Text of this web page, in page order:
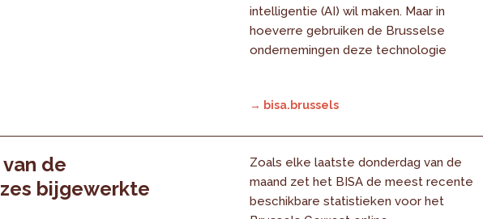
intelligentie (AI) wil maken. Maar in
hoeverre gebruiken de Brusselse
ondernemingen deze technologie
→ bisa.brussels
de
bijgewerkte
Zoals elke laatste donderdag van de
maand zet het BISA de meest recente
beschikbare statistieken voor het